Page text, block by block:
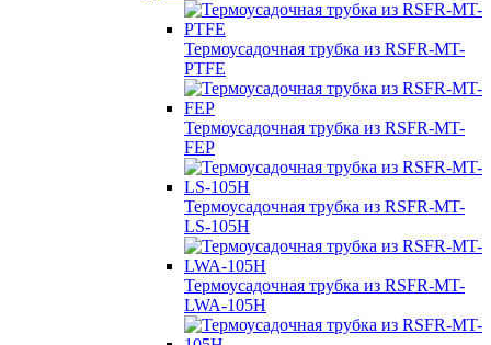
Термоусадочная трубка из RSFR-MT-
PTFE
Термоусадочная трубка из RSFR-MT-
FEP
Термоусадочная трубка из RSFR-MT-
LS-105H
Термоусадочная трубка из RSFR-MT-
LWA-105H